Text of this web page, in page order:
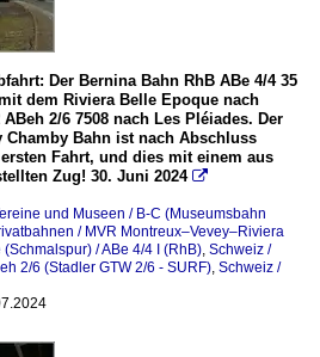
Der Bernina Bahn RhB ABe 4/4 35
dem Riviera Belle Epoque nach
2/6 7508 nach Les Pléiades. Der
Chamby Bahn ist nach Abschluss
Fahrt, und dies mit einem aus
Zug! 30. Juni 2024 
und Museen / B-C (Museumsbahn
/ MVR Montreux–Vevey–Riviera
/ ABe 4/4 I (RhB) Schweiz /
2/6 (Stadler GTW 2/6 - SURF) Schweiz /